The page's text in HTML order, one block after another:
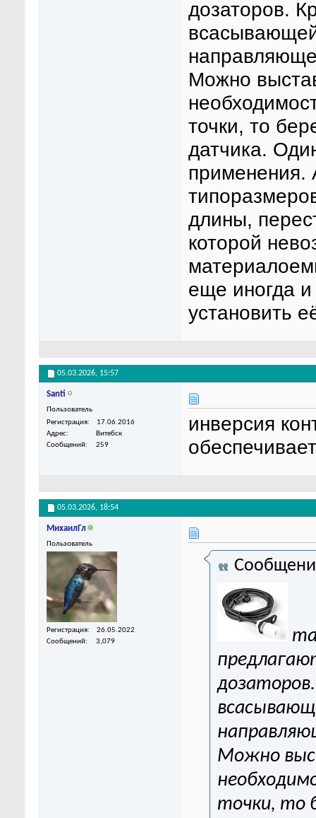
дозаторов.
Можно
точки, то
датчика.
применения.
длины,
которой
еще иногда и
установить
05.03.2026, 15:57
Santi
Пользователь
Регистрация
17.06.2016
Адрес
Витебск
Сообщений
259
инверсия
05.03.2026, 18:54
МихаилГл
Пользователь
Регистрация
26.05.2022
Сообщений
3,079
Можно
точки, то